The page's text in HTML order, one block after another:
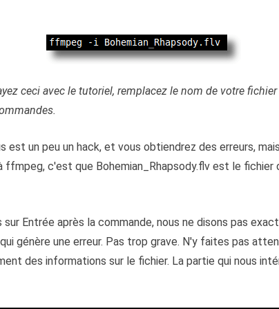
ceci avec le tutoriel, remplacez le nom de votre
est un peu un hack, et vous obtiendrez des erreurs,
ffmpeg, c'est que Bohemian_Rhapsody.flv est le
sur Entrée après la commande, nous ne disons pas
génère une erreur. Pas trop grave. N'y faites pas
des informations sur le fichier. La partie qui nous